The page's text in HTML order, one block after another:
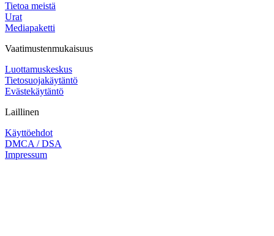
Tietoa meistä
Urat
Mediapaketti
Vaatimustenmukaisuus
Luottamuskeskus
Tietosuojakäytäntö
Evästekäytäntö
Laillinen
Käyttöehdot
DMCA / DSA
Impressum